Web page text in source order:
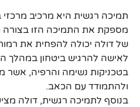
תמיכה רגשית היא מרכיב מרכזי
מספקת את התמיכה הזו בצורה
של דולה יכולה להפחית את
לאישה להרגיש ביטחון במהלך
בטכניקות נשימה והרפיה, אשר
ולהתמודד עם הכאב.
בנוסף לתמיכה רגשית, דולה